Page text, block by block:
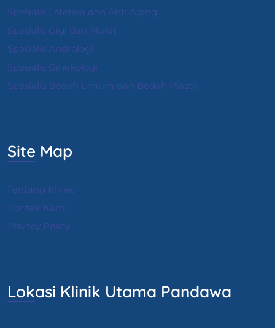
Spesialis Estetika dan Anti Aging
Spesialis Gigi dan Mulut
Spesialis Andrologi
Spesialis Ginekologi
Spesialis Bedah Umum dan Bedah Plastik
Site Map
Tentang Klinik
Kontak Kami
Privacy Policy
Lokasi Klinik Utama Pandawa